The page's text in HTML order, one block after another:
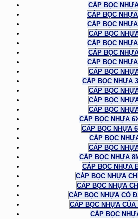
CÁP BỌC
CÁP BỌC
CÁP BỌC
CÁP BỌC
CÁP BỌC
CÁP BỌC
CÁP BỌC
CÁP BỌC
CÁP BỌC NHỰA
CÁP BỌC
CÁP BỌC
CÁP BỌC
CÁP BỌC NHỰA
CÁP BỌC NHỰA
CÁP BỌC
CÁP BỌC
CÁP BỌC NHỰA
CÁP BỌC NHỰA
CÁP BỌC NHỰA
CÁP BỌC NHỰA
CÁP BỌC NHỰA CÓ
CÁP BỌC NHỰA
CÁP BỌC